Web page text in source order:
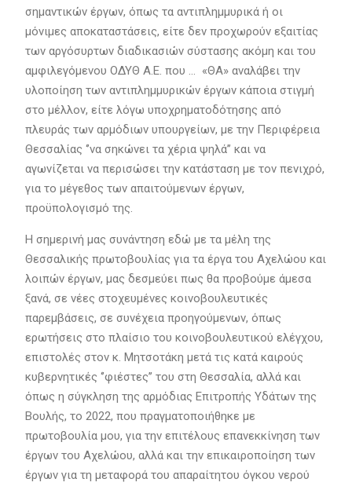
σημαντικών έργων, όπως τα αντιπλημμυρικά ή οι
μόνιμες αποκαταστάσεις, είτε δεν προχωρούν εξαιτίας
των αργόσυρτων διαδικασιών σύστασης ακόμη και του
αμφιλεγόμενου ΟΔΥΘ Α.Ε. που … «ΘΑ» αναλάβει την
υλοποίηση των αντιπλημμυρικών έργων κάποια στιγμή
στο μέλλον, είτε λόγω υποχρηματοδότησης από
πλευράς των αρμόδιων υπουργείων, με την Περιφέρεια
Θεσσαλίας ‘’να σηκώνει τα χέρια ψηλά’’ και να
αγωνίζεται να περισώσει την κατάσταση με τον πενιχρό,
για το μέγεθος των απαιτούμενων έργων,
προϋπολογισμό της.
Η σημερινή μας συνάντηση εδώ με τα μέλη της
Θεσσαλικής πρωτοβουλίας για τα έργα του Αχελώου και
λοιπών έργων, μας δεσμεύει πως θα προβούμε άμεσα
ξανά, σε νέες στοχευμένες κοινοβουλευτικές
παρεμβάσεις, σε συνέχεια προηγούμενων, όπως
ερωτήσεις στο πλαίσιο του κοινοβουλευτικού ελέγχου,
επιστολές στον κ. Μητσοτάκη μετά τις κατά καιρούς
κυβερνητικές ‘’φιέστες’’ του στη Θεσσαλία, αλλά και
όπως η σύγκληση της αρμόδιας Επιτροπής Υδάτων της
Βουλής, το 2022, που πραγματοποιήθηκε με
πρωτοβουλία μου, για την επιτέλους επανεκκίνηση των
έργων του Αχελώου, αλλά και την επικαιροποίηση των
έργων για τη μεταφορά του απαραίτητου όγκου νερού